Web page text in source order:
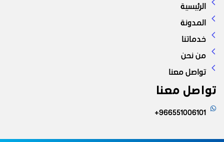
الرئيسية
المدونة
خدماتنا
من نحن
تواصل معنا
معنا
966551006101+